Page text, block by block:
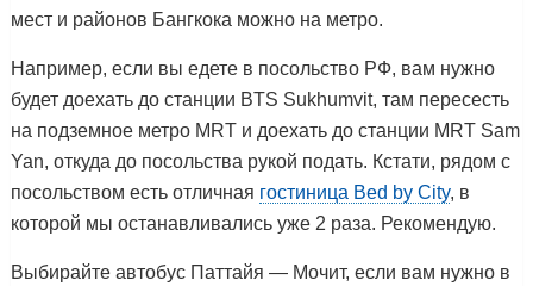
мест и районов Бангкока можно на метро.
Например, если вы едете в посольство РФ, вам нужно
будет доехать до станции BTS Sukhumvit, там пересесть
на подземное метро MRT и доехать до станции MRT Sam
Yan, откуда до посольства рукой подать. Кстати, рядом с
посольством есть отличная гостиница Bed by City, в
которой мы останавливались уже 2 раза. Рекомендую.
Выбирайте автобус Паттайя — Мочит, если вам нужно в